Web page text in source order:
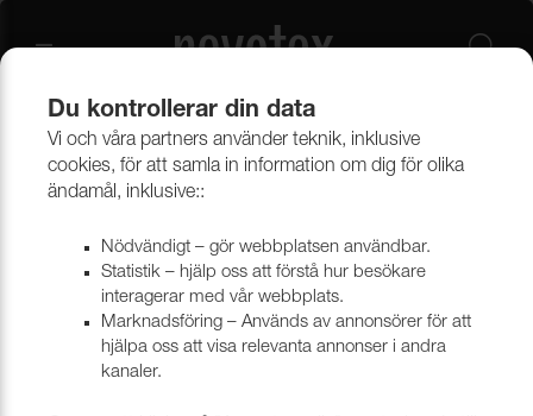
Beklädnadsmaterial
Provkollektioner beklädnad
Provkollektioner möbeltyger
Du kontrollerar din data
Vi och våra partners använder teknik, inklusive
cookies, för att samla in information om dig för olika
ändamål, inklusive::
Nödvändigt – gör webbplatsen användbar.
Statistik – hjälp oss att förstå hur besökare
interagerar med vår webbplats.
Marknadsföring – Används av annonsörer för att
hjälpa oss att visa relevanta annonser i andra
kanaler.